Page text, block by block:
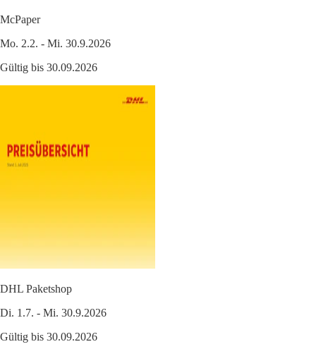
McPaper
Mo. 2.2. - Mi. 30.9.2026
Gültig bis 30.09.2026
DHL Paketshop
Di. 1.7. - Mi. 30.9.2026
Gültig bis 30.09.2026